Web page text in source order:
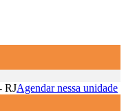
RJAgendar nessa unidade